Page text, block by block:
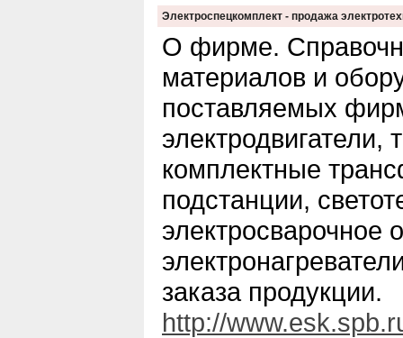
Электроспецкомплект - продажа
О фирме.
материалов и
поставляемых
комплектные
подстанции,
электросварочное
заказа продукции.
http://